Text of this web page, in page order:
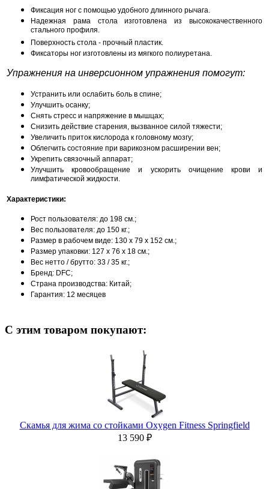
Фиксация ног с помощью удобного длинного рычага.
Надежная рама стола изготовлена из высококачественного
стального профиля.
Поверхность стола - прочный пластик.
Фиксаторы ног изготовлены из мягкого полиуретана.
Упражнения на инверсионном упражнения помогут:
Устранить или ослабить боль в спине;
Улучшить осанку;
Cнять стресс и напряжение в мышцах;
Снизить действие старения, вызванное силой тяжести;
Увеличить приток кислорода к головному мозгу;
Облегчить состояние при варикозном расширении вен;
Укрепить связочный аппарат;
Улучшить кровообращение и ускорить очищение крови и
лимфатической жидкости.
Характеристики:
Рост пользователя: до 198 см.;
Вес пользователя: до 150 кг.;
Размер в рабочем виде: 130 х 79 х 152 см.;
Размер упаковки: 127 х 76 х 18 см.;
Вес нетто / брутто: 33 / 35 кг.;
Бренд: DFC;
Страна производства: Китай;
Гарантия: 12 месяцев
С этим товаром покупают:
Скамья для жима со стойками Oxygen Fitness Springfield
13 590 ₽